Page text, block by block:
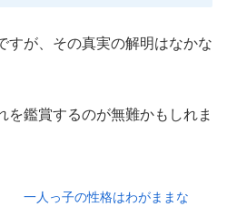
すが、その真実の解明はなかな
を鑑賞するのが無難かもしれま
一人っ子の性格はわがままな